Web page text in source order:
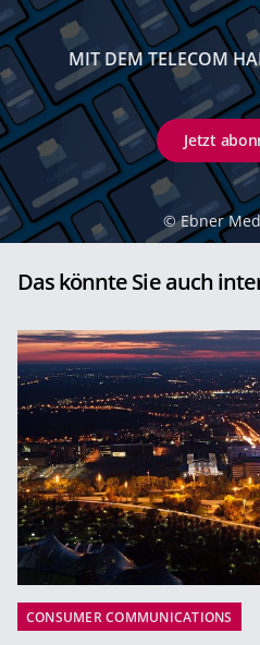
MIT DEM TELECOM
Jetzt
© Ebner
Das könnte Sie auch
CONSUMER COMMUNICATIONS